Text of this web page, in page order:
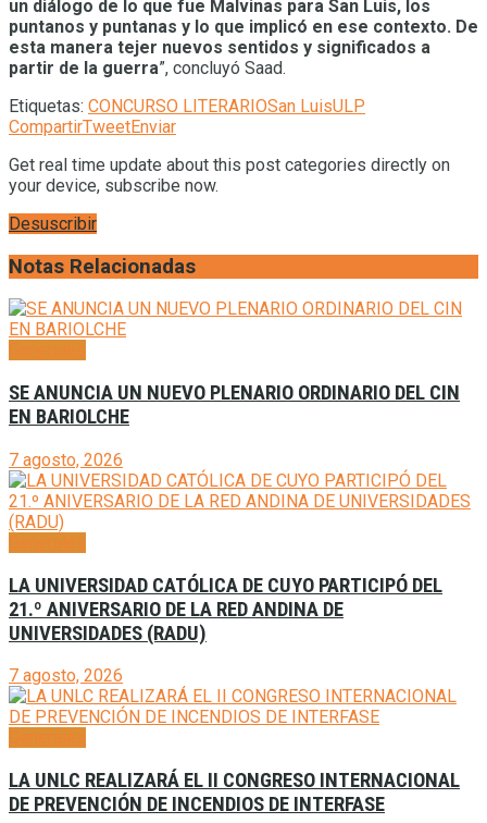
un diálogo de lo que fue Malvinas para San Luis, los
puntanos y puntanas y lo que implicó en ese contexto. De
esta manera tejer nuevos sentidos y significados a
partir de la guerra”, concluyó Saad.
Etiquetas: CONCURSO LITERARIOSan LuisULP
CompartirTweetEnviar
Get real time update about this post categories directly on
your device, subscribe now.
Desuscribir
Notas Relacionadas
SE ANUNCIA UN NUEVO PLENARIO ORDINARIO DEL CIN
EN BARIOLCHE
7 agosto, 2026
LA UNIVERSIDAD CATÓLICA DE CUYO PARTICIPÓ DEL
21.º ANIVERSARIO DE LA RED ANDINA DE
UNIVERSIDADES (RADU)
7 agosto, 2026
LA UNLC REALIZARÁ EL II CONGRESO INTERNACIONAL
DE PREVENCIÓN DE INCENDIOS DE INTERFASE